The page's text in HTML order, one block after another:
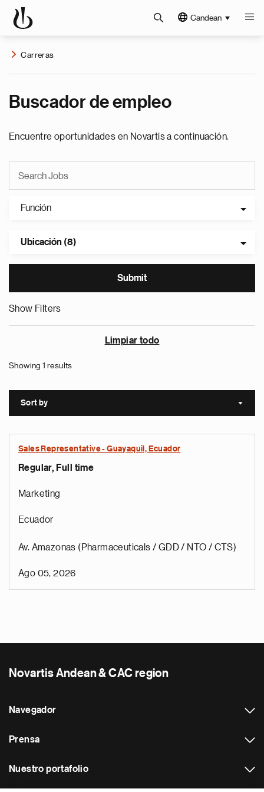
Candean
Carreras
Buscador de empleo
Encuentre oportunidades en Novartis a continuación.
Función
Ubicación (8)
Show Filters
Limpiar todo
Showing 1 results
Sort by Sort
Sales Representative - Guayaquil, Ecuador
Regular, Full time
Marketing
Ecuador
Av. Amazonas (Pharmaceuticals / GDD / NTO / CTS)
Ago 05, 2026
Novartis Andean & CAC region
Navegador
Prensa
Nuestro portafolio